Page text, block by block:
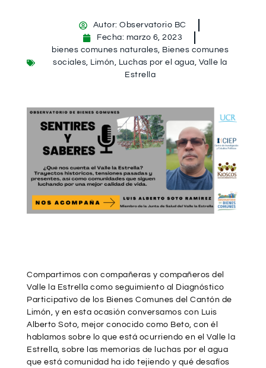
Autor: Observatorio BC
Fecha: marzo 6, 2023
bienes comunes naturales, Bienes comunes
sociales, Limón, Luchas por el agua, Valle la
Estrella
Compartimos con compañeras y compañeros del
Valle la Estrella como seguimiento al Diagnóstico
Participativo de los Bienes Comunes del Cantón de
Limón, y en esta ocasión conversamos con Luis
Alberto Soto, mejor conocido como Beto, con él
hablamos sobre lo que está ocurriendo en el Valle la
Estrella, sobre las memorias de luchas por el agua
que está comunidad ha ido tejiendo y qué desafíos